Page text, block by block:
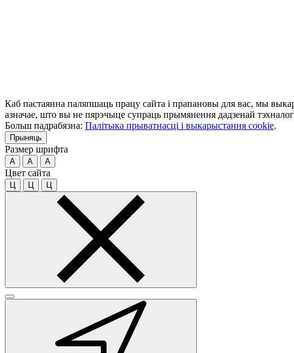
Каб пастаянна паляпшаць працу сайта і прапановы для вас, мы
азначае, што вы не пярэчыце супраць прымянення дадзенай
Больш падрабязна: Палітыка прыватнасці і выкарыстання cookie.
Прыняць
Размер шрифта
A A A
Цвет сайта
Ц Ц Ц